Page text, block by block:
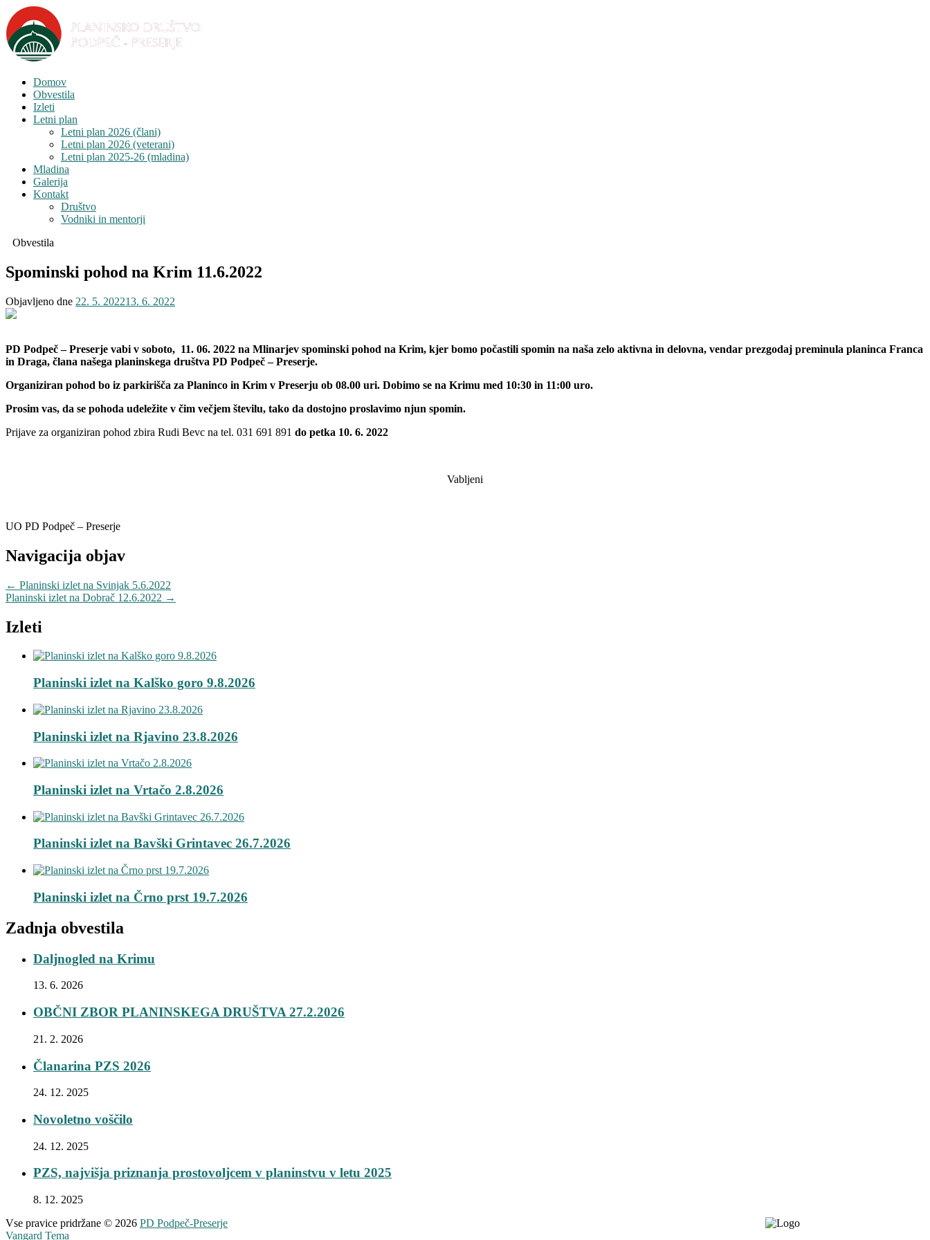
Domov
Obvestila
Izleti
Letni plan
Letni plan 2026 (člani)
Letni plan 2026 (veterani)
Letni plan 2025-26 (mladina)
Mladina
Galerija
Kontakt
Društvo
Vodniki in mentorji
Obvestila
Spominski pohod na Krim 11.6.2022
Objavljeno dne 22. 5. 202213. 6. 2022
PD Podpeč – Preserje vabi v soboto, 11. 06. 2022 na Mlinarjev spominski pohod na Krim, kjer bomo počastili spomin na naša zelo aktivna in delovna, vendar prezgodaj preminula planinca Franca
in Draga, člana našega planinskega društva PD Podpeč – Preserje.
Organiziran pohod bo iz parkirišča za Planinco in Krim v Preserju ob 08.00 uri. Dobimo se na Krimu med 10:30 in 11:00 uro.
Prosim vas, da se pohoda udeležite v čim večjem številu, tako da dostojno proslavimo njun spomin.
Prijave za organiziran pohod zbira Rudi Bevc na tel. 031 691 891 do petka 10. 6. 2022
Vabljeni
UO PD Podpeč – Preserje
Navigacija objav
← Planinski izlet na Svinjak 5.6.2022
Planinski izlet na Dobrač 12.6.2022 →
Izleti
Planinski izlet na Kalško goro 9.8.2026
Planinski izlet na Rjavino 23.8.2026
Planinski izlet na Vrtačo 2.8.2026
Planinski izlet na Bavški Grintavec 26.7.2026
Planinski izlet na Črno prst 19.7.2026
Zadnja obvestila
Daljnogled na Krimu
13. 6. 2026
OBČNI ZBOR PLANINSKEGA DRUŠTVA 27.2.2026
21. 2. 2026
Članarina PZS 2026
24. 12. 2025
Novoletno voščilo
24. 12. 2025
PZS, najvišja priznanja prostovoljcem v planinstvu v letu 2025
8. 12. 2025
Vse pravice pridržane © 2026 PD Podpeč-Preserje
Vangard Tema